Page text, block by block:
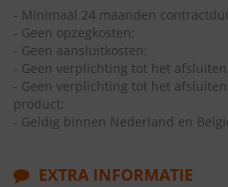
- Minimaal 24 maanden
- Geen opzegkosten;
- Geen aansluitkosten;
- Geen verplichting tot het
- Geen verplichting tot het
product;
- Geldig binnen Nederland en
EXTRA INFORMATIE